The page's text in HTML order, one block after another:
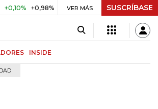
+0,98% UVR $ 416,91 +$ 0,05 +0,01%
VER MÁS SUSCRÍBASE
INSIDE